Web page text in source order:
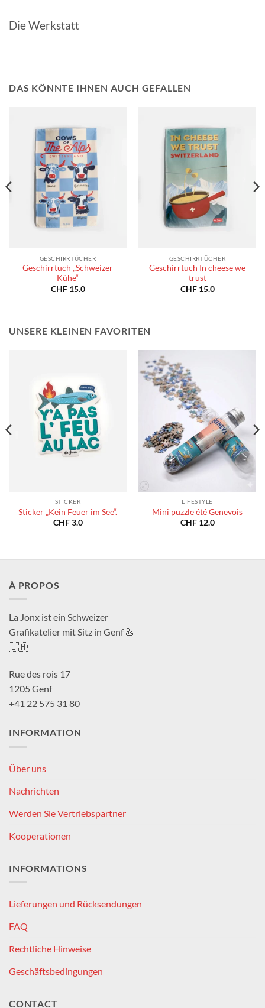
Die Werkstatt
DAS KÖNNTE IHNEN AUCH GEFALLEN
GESCHIRRTÜCHER
Geschirrtuch „Schweizer
Kühe“
CHF15.0
GESCHIRRTÜCHER
Geschirrtuch In cheese we
trust
CHF15.0
UNSERE KLEINEN FAVORITEN
STICKER
Sticker „Kein Feuer im See“.
CHF3.0
LIFESTYLE
Mini puzzle été Genevois
CHF12.0
À PROPOS
La Jonx ist ein Schweizer
Grafikatelier mit Sitz in Genf 🦢
🇨🇭
Rue des rois 17
1205 Genf
+41 22 575 31 80
INFORMATION
Über uns
Nachrichten
Werden Sie Vertriebspartner
Kooperationen
INFORMATIONS
Lieferungen und Rücksendungen
FAQ
Rechtliche Hinweise
Geschäftsbedingungen
CONTACT